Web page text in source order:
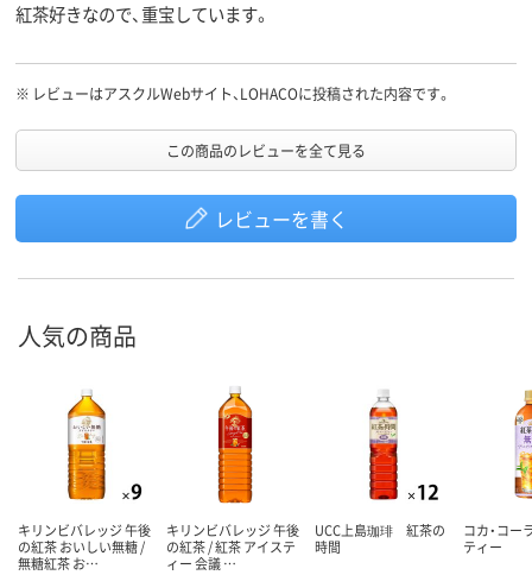
紅茶好きなので、重宝しています。
※ レビューはアスクルWebサイト、LOHACOに投稿された内容です。
この商品のレビューを全て見る
レビューを書く
人気の商品
キリンビバレッジ 午後
の紅茶 おいしい無糖 /
無糖紅茶 お…
キリンビバレッジ 午後
の紅茶 / 紅茶 アイステ
ィー 会議 …
UCC上島珈琲 紅茶の
時間
コカ・コー
ティー